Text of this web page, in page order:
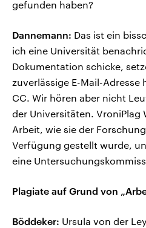
gefunden haben?
Dannemann: Das ist ein
ich eine Universität
Dokumentation schicke,
zuverlässige E-Mail-Adresse
CC. Wir hören aber nicht
der Universitäten. VroniPlag
Arbeit, wie sie der
Verfügung gestellt wurde,
eine
Plagiate auf Grund von
Böddeker: Ursula von der